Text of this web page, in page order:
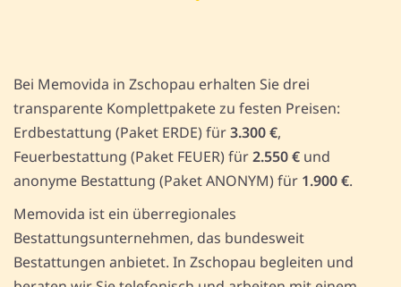
Bei Memovida in Zschopau erhalten Sie drei
transparente Komplettpakete zu festen Preisen:
Erdbestattung (Paket ERDE) für3.300 €,
Feuerbestattung (Paket FEUER) für2.550 € und
anonyme Bestattung (Paket ANONYM) für 1.900 €.
Memovida ist ein überregionales
Bestattungsunternehmen, das bundesweit
Bestattungen anbietet. In Zschopau begleiten und